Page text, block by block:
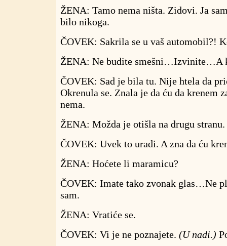
ŽENA: Tamo nema ništa. Zidovi. Ja
bilo nikoga.
ČOVEK: Sakrila se u vaš automobil?!
ŽENA: Ne budite smešni…Izvinite…A
ČOVEK: Sad je bila tu. Nije htela da
Okrenula se. Znala je da ću da krenem
nema.
ŽENA: Možda je otišla na drugu stranu.
ČOVEK: Uvek to uradi. A zna da ću
ŽENA: Hoćete li maramicu?
ČOVEK: Imate tako zvonak glas…Ne
sam.
ŽENA: Vratiće se.
ČOVEK: Vi je ne poznajete. (U nadi.)